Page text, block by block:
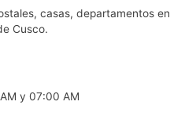
casas, departamentos en
Cusco.
y 07:00 AM